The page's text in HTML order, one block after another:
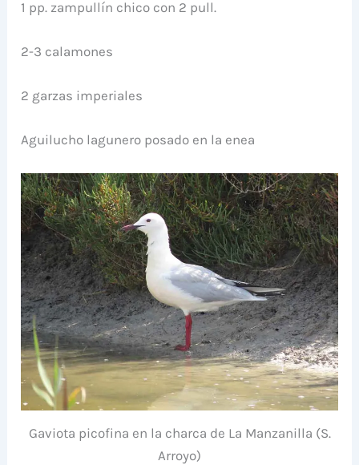
1 pp. zampullín chico con 2 pull.
2-3 calamones
2 garzas imperiales
Aguilucho lagunero posado en la enea
Gaviota picofina en la charca de La Manzanilla (S.
Arroyo)